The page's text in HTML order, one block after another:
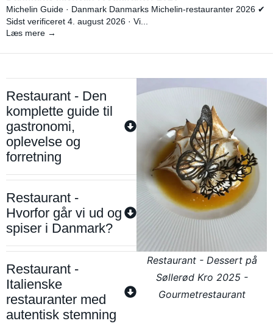
Michelin Guide · Danmark Danmarks Michelin-restauranter 2026 ✔
Sidst verificeret 4. august 2026 · Vi...
Læs mere →
Restaurant - Den
komplette guide til
gastronomi,
oplevelse og
forretning
Restaurant -
Hvorfor går vi ud og
spiser i Danmark?
Restaurant -
Italienske
restauranter med
autentisk stemning
Restaurant - Dessert på
Søllerød Kro 2025 -
Gourmetrestaurant